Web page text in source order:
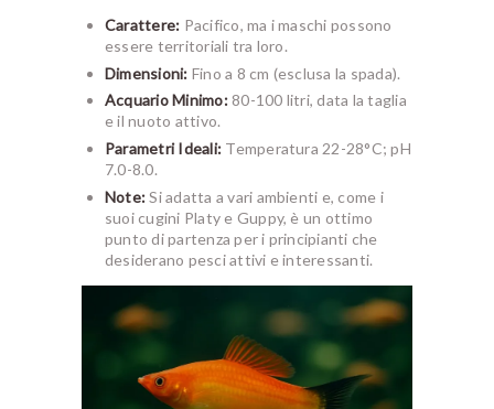
Carattere: Pacifico, ma i maschi possono
essere territoriali tra loro.
Dimensioni: Fino a 8 cm (esclusa la spada).
Acquario Minimo:80-100 litri, data la taglia
e il nuoto attivo.
Parametri Ideali: Temperatura 22-28°C; pH
7.0-8.0.
Note:Si adatta a vari ambienti e, come i
suoi cugini Platy e Guppy, è un ottimo
punto di partenza per i principianti che
desiderano pesci attivi e interessanti.